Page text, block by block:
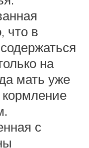
что в
на
мать уже
с